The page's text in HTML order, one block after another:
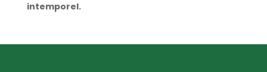
intemporel.